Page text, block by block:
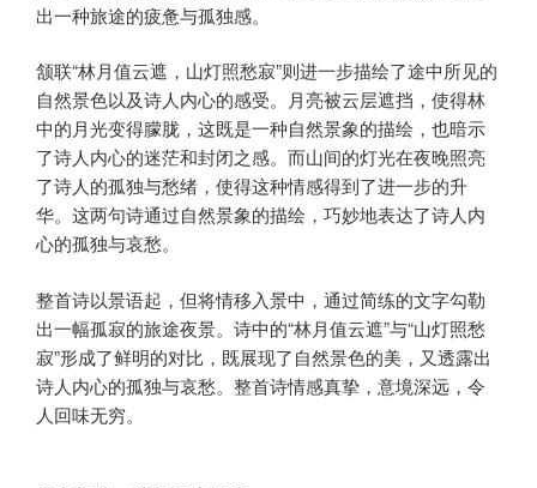
出一种旅途的疲惫与孤独感。
颔联“林月值云遮，山灯照愁寂”则进一步描绘了途中所见的
自然景色以及诗人内心的感受。月亮被云层遮挡，使得林
中的月光变得朦胧，这既是一种自然景象的描绘，也暗示
了诗人内心的迷茫和封闭之感。而山间的灯光在夜晚照亮
了诗人的孤独与愁绪，使得这种情感得到了进一步的升
华。这两句诗通过自然景象的描绘，巧妙地表达了诗人内
心的孤独与哀愁。
整首诗以景语起，但将情移入景中，通过简练的文字勾勒
出一幅孤寂的旅途夜景。诗中的“林月值云遮”与“山灯照愁
寂”形成了鲜明的对比，既展现了自然景色的美，又透露出
诗人内心的孤独与哀愁。整首诗情感真挚，意境深远，令
人回味无穷。